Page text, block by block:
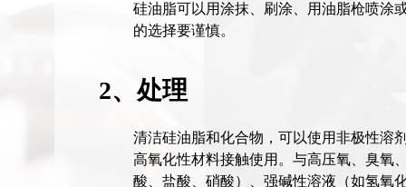
硅油脂可以用涂抹、刷涂、用油脂枪喷涂
的选择要谨慎。
2、处理
清洁硅油脂和化合物，可以使用非极性溶
高氧化性材料接触使用。与高压氧、臭氧
酸、盐酸、硝酸）、强碱性溶液（如氢氧